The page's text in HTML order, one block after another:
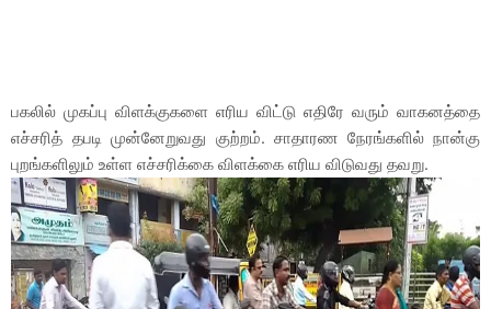
பகலில் முகப்பு விளக்குகளை எரிய விட்டு எதிரே வரும் வாகனத்தை
எச்சரித் தபடி முன்னேறுவது குற்றம். சாதாரண நேரங்களில் நான்கு
புறங்களிலும் உள்ள எச்சரிக்கை விளக்கை எரிய விடுவது தவறு.